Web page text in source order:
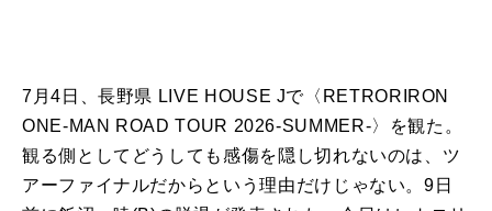
7月4日、長野県 LIVE HOUSE Jで〈RETRORIRON
ONE-MAN ROAD TOUR 2026-SUMMER-〉を観た。
観る側としてどうしても感傷を隠し切れないのは、ツ
アーファイナルだからという理由だけじゃない。9日